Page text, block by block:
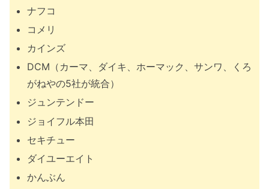
ナフコ
コメリ
カインズ
DCM（カーマ、ダイキ、ホーマック、サンワ、くろ
がねやの5社が統合）
ジュンテンドー
ジョイフル本田
セキチュー
ダイユーエイト
かんぶん